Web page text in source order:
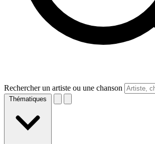
Rechercher un artiste ou une chanson
Thématiques